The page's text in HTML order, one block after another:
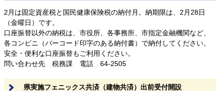
2月は固定資産税と国民健康保険税の納付月。納期限は、2月28日
（金曜日）です。
口座振替以外の納税は、市役所、各事務所、市指定金融機関など、
各コンビニ（バーコード印字のある納付書）で納付してください。
安全・便利な口座振替もご利用ください。
問い合わせ先 税務課 電話 64-2505
県実施フェニックス共済（建物共済）出前受付開設